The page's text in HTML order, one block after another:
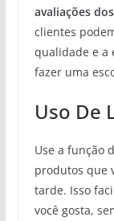
avaliações
clientes
qualidade e a
fazer uma
Uso De
Use a função
produtos que
tarde. Isso
você gosta,